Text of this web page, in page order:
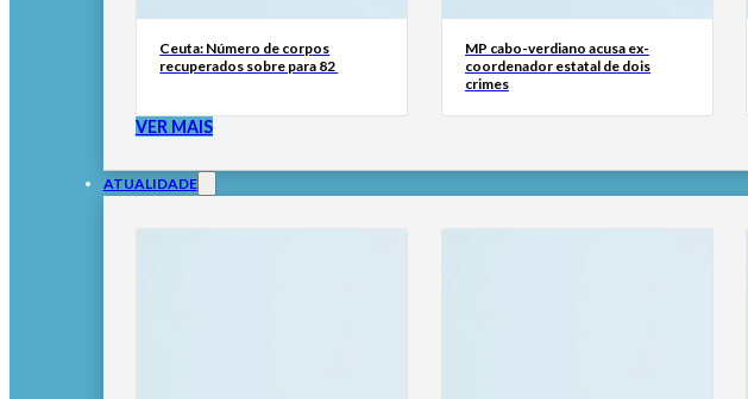
Ceuta: Número de corpos
recuperados sobre para 82
MP cabo-verdiano acusa ex-
coordenador estatal de dois
crimes
VER MAIS
ATUALIDADE